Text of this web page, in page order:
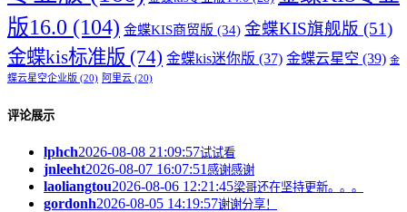
版16.0 (104) 金蝶KIS商贸版 (34) 金蝶KIS旗舰版 (51)
金蝶kis标准版 (74) 金蝶kis迷你版 (37) 金蝶云星空 (39) 金
蝶云星空企业版 (20) 阿里云 (20)
评论展示
lphch2026-08-08 21:09:57试试看
jnleeht2026-08-07 16:07:51 感谢感谢
laoliangtou2026-08-06 12:21:45梁哥还在坚持更新。。。
gordonh2026-08-05 14:19:57谢谢分享！